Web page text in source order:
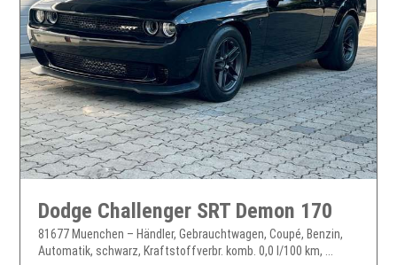
Dodge Challenger SRT Demon 170
81677 Muenchen – Händler, Gebrauchtwagen, Coupé, Benzin,
Automatik, schwarz, Kraftstoffverbr. komb. 0,0 l/100 km, ...